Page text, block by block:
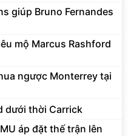
giúp Bruno Fernandes
mộ Marcus Rashford
ngược Monterrey tại
dưới thời Carrick
áp đặt thế trận lên